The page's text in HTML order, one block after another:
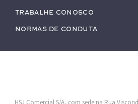
Trabalhe conosco
Normas de Conduta
HSJ Comercial S/A, com sede na Rua